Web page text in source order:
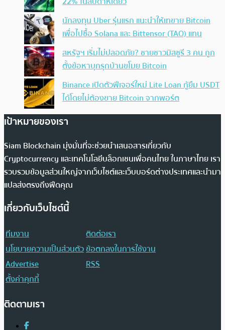
นักลงทุน Uber รุ่นแรก แนะนำให้เทขาย Bitcoin
เพื่อไปซื้อ Solana และ Bittensor (TAO) แทน
สหรัฐฯ เริ่มไม่ปลอดภัย? ชายชาวมิสซูรี 3 คน ถูก
ตั้งข้อหาบุกรุกบ้านขโมย Bitcoin
Binance เปิดตัวฟีเจอร์ใหม่ Lite Loan กู้ยืม USDT
ได้โดยไม่ต้องขาย Bitcoin จากพอร์ต
เป้าหมายของเรา
Siam Blockchain มุ่งมั่นที่จะช่วยนำเสนอสารเกี่ยวกับ
Cryptocurrency และเทคโนโลยีบล็อกเชนเพื่อคนไทย ในภาษาไทย เรา
รวบรวมข้อมูลส่วนใหญ่จากเว็บไซต์และเว็บบอร์ดต่างประเทศและนำมา
แปลส่งตรงถึงฟีดคุณ
เกี่ยวกับเว็บไซต์นี้
ทีมงาน
ติดต่อเรา
นโยบายความเป็นส่วนตัวข้อตกลงในการใช้งาน
Advertise
RSS
ตั้งค่าคุกกี้
ติดตามเรา